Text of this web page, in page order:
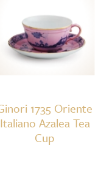
1735 Oriente
Italiano Azalea Tea
Cup